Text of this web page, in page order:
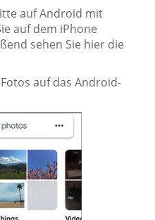
auf Android mit
auf dem iPhone
sehen Sie hier die
auf das Android-